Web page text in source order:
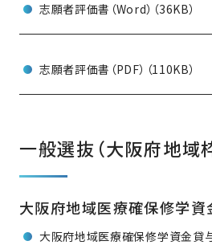
志願者評価書（Word）（36KB）
志願者評価書（PDF）（110KB）
一般選抜（大阪府地域
大阪府地域医療確保修学
大阪府地域医療確保修学資金貸